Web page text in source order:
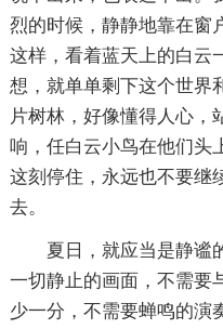
烈的时候，静静地靠在窗
这样，看着蓝天上的白云
想，就单单剩下这个世界
片树林，好像懂得人心，
响，任白云小鸟在他们头
这刻停住，永远也不要继
去。
夏日，就应当是静谧
一切静止的画面，不需要
少一分，不需要蝉鸣的演